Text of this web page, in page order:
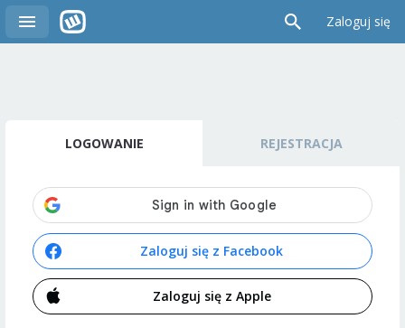
Zaloguj się
LOGOWANIE REJESTRACJA
Zaloguj się z Facebook
Zaloguj się z Apple